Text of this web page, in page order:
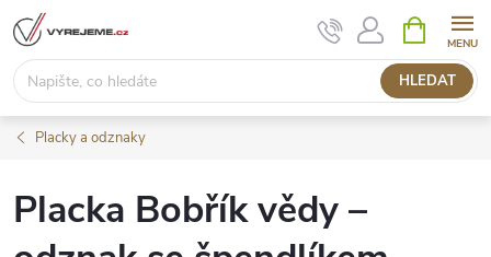
Přejít
na
obsah
HLEDAT
NÁKUPNÍ
KOŠÍK
Placky a odznaky
Placka Bobřík vědy –